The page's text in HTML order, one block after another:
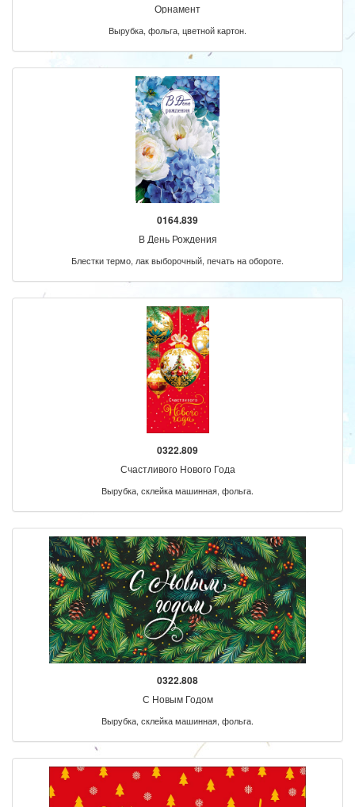
Орнамент
Вырубка, фольга, цветной картон.
0164.839
В День Рождения
Блестки термо, лак выборочный, печать на обороте.
0322.809
Счастливого Нового Года
Вырубка, склейка машинная, фольга.
0322.808
С Новым Годом
Вырубка, склейка машинная, фольга.